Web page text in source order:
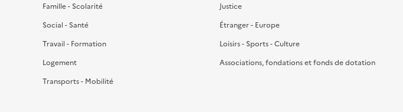
Famille - Scolarité
Social - Santé
Travail - Formation
Logement
Transports - Mobilité
Justice
Étranger - Europe
Loisirs - Sports - Culture
Associations, fondations et fonds de dotation